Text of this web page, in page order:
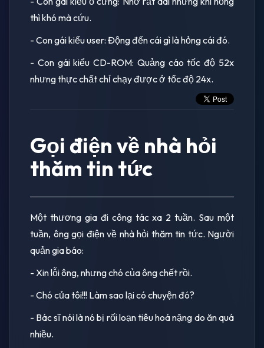
thì khó mà cứu.
- Con gái kiểu user: Động đến cái gì là hỏng cái đó.
- Con gái kiểu CD-ROM: Quảng cáo tốc độ 52x
nhưng thực chất chỉ chạy được ở tốc độ 24x.
Gọi điện về nhà hỏi
thăm tin tức
Một thương gia đi công tác xa 2 tuần. Sau một
tuần, ông gọi điện về nhà hỏi thăm tin tức. Người
quản gia báo:
- Xin lỗi ông, nhưng chó của ông chết rồi.
- Chó của tôi!!! Làm sao lại có chuyện đó?
- Bác sĩ nói là nó bị rối loạn tiêu hoá nặng do ăn quá
nhiều.